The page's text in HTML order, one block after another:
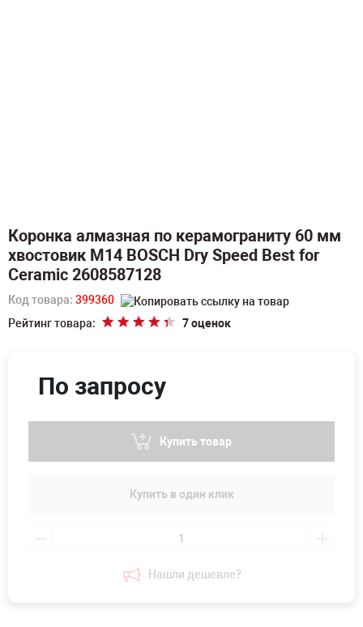
Коронка алмазная по керамограниту 60 мм
хвостовик M14 BOSCH Dry Speed Best for
Ceramic 2608587128
Код товара: 399360
Рейтинг товара:
7 оценок
Нашли дешевле?
По запросу
Купить товар
Купить в один клик